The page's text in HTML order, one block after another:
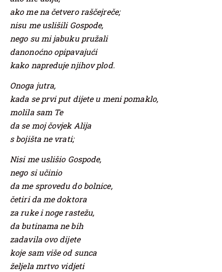
ako me na četvero raščejreče;
nisu me uslišili Gospode,
nego su mi jabuku pružali
danonoćno opipavajući
kako napreduje njihov plod.
Onoga jutra,
kada se prvi put dijete u meni pomaklo,
molila sam Te
da se moj čovjek Alija
s bojišta ne vrati;
Nisi me uslišio Gospode,
nego si učinio
da me sprovedu do bolnice,
četiri da me doktora
za ruke i noge rastežu,
da butinama ne bih
zadavila ovo dijete
koje sam više od sunca
željela mrtvo vidjeti